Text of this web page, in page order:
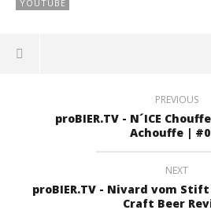
YOUTUBE
PREVIOUS
proBIER.TV - N´ICE
Achouffe |
NEXT
proBIER.TV - Nivard vom
Craft Beer